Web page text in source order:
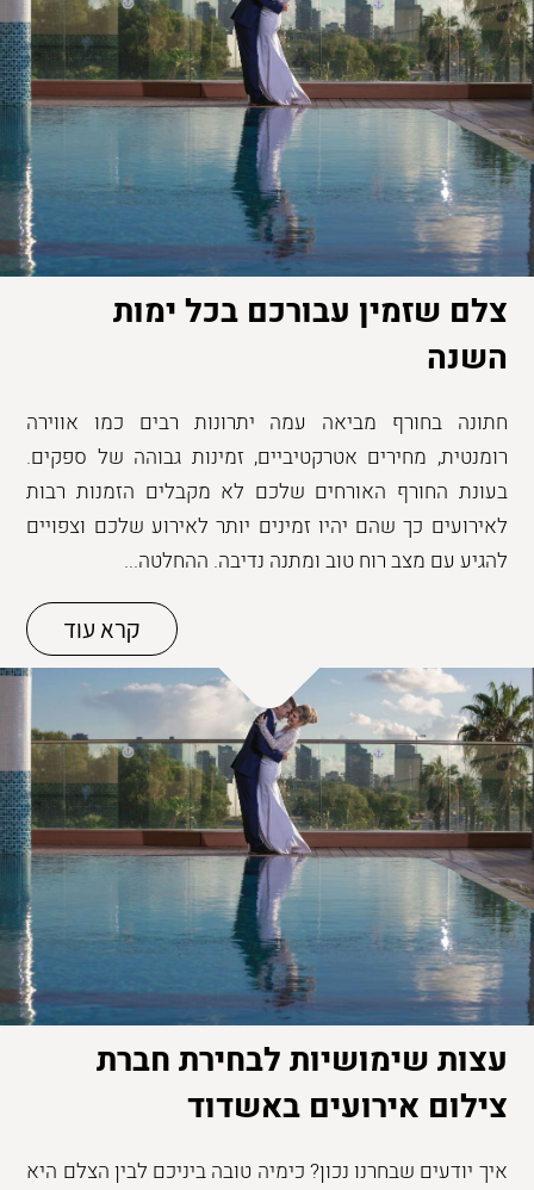
צלם שזמין עבורכם בכל ימות
השנה
חתונה בחורף מביאה עמה יתרונות רבים כמו אווירה
רומנטית, מחירים אטרקטיביים, זמינות גבוהה של ספקים.
בעונת החורף האורחים שלכם לא מקבלים הזמנות רבות
לאירועים כך שהם יהיו זמינים יותר לאירוע שלכם וצפויים
להגיע עם מצב רוח טוב ומתנה נדיבה. ההחלטה...
קרא עוד
עצות שימושיות לבחירת חברת
צילום אירועים באשדוד
איך יודעים שבחרנו נכון? כימיה טובה ביניכם לבין הצלם היא